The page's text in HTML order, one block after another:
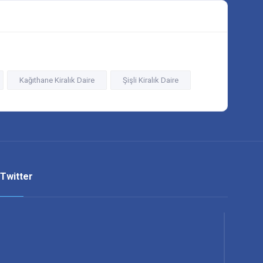
Kağıthane Kiralık Daire Şişli Kiralık Daire
Twitter